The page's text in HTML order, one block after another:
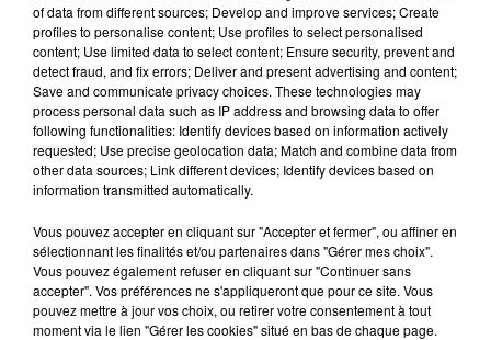
FAYCAL MIGNON, TOXICO
Hya Li Bghat
MOHA K
Salamalek
SAMIRA SAID
Hawa Hawa
L'HOROSCOPE
of data from different sources; Develop and improve services; Create
profiles to personalise content; Use profiles to select personalised
content; Use limited data to select content; Ensure security, prevent and
detect fraud, and fix errors; Deliver and present advertising and content;
Save and communicate privacy choices. These technologies may
process personal data such as IP address and browsing data to offer
following functionalities: Identify devices based on information actively
requested; Use precise geolocation data; Match and combine data from
other data sources; Link different devices; Identify devices based on
information transmitted automatically.
Vous pouvez accepter en cliquant sur "Accepter et fermer", ou affiner en
sélectionnant les finalités et/ou partenaires dans "Gérer mes choix".
Vous pouvez également refuser en cliquant sur "Continuer sans
accepter". Vos préférences ne s'appliqueront que pour ce site. Vous
pouvez mettre à jour vos choix, ou retirer votre consentement à tout
moment via le lien "Gérer les cookies" situé en bas de chaque page.